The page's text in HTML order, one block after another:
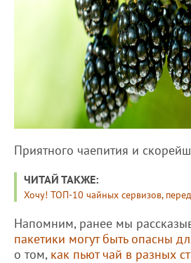
Приятного чаепития и
ЧИТАЙ ТАКЖЕ:
Хочу! ТОП-10 чайных сервизов,
Напомним, ранее мы
пакетики могут быть опасны
о том, как пьют чай в разных